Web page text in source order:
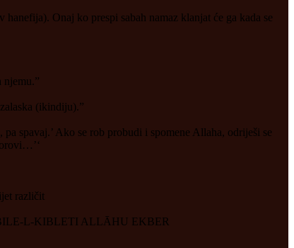
Onaj ko prespi sabah namaz klanjat će ga kada se
njemu.”
(ikindiju).”
spavaj.’ Ako se rob probudi i spomene Allaha, odriješi se
različit
L-KIBLETI ALLĀHU EKBER